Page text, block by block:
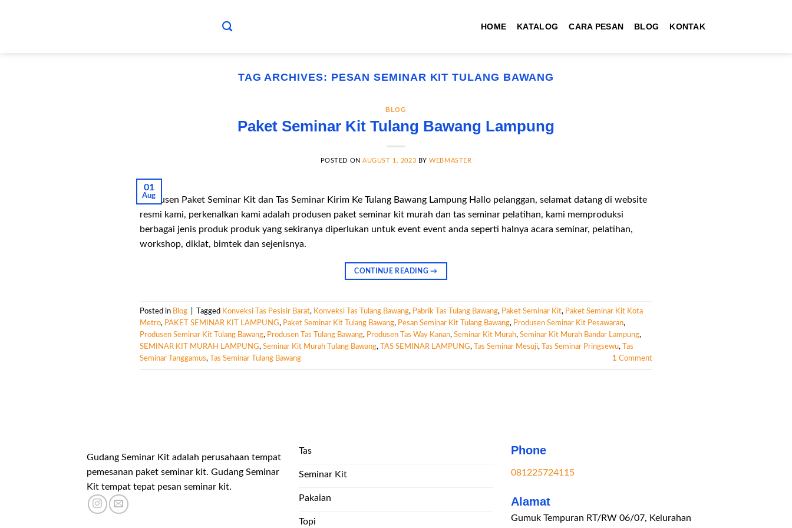
HOME KATALOG CARA PESAN BLOG KONTAK
TAG ARCHIVES: PESAN SEMINAR KIT TULANG BAWANG
BLOG
Paket Seminar Kit Tulang Bawang Lampung
POSTED ONAUGUST 1, 2023 BYWEBMASTER
01
Aug
Produsen Paket Seminar Kit dan Tas Seminar Kirim Ke Tulang Bawang Lampung Hallo pelanggan, selamat datang di website
resmi kami, perkenalkan kami adalah produsen paket seminar kit murah dan tas seminar pelatihan, kami memproduksi
berbagai jenis produk produk yang sekiranya diperlukan untuk event event anda seperti halnya acara seminar, pelatihan,
workshop, diklat, bimtek dan sejenisnya.
CONTINUE READING→
Posted in Blog Tagged Konveksi Tas Pesisir Barat, Konveksi Tas Tulang Bawang, Pabrik Tas Tulang Bawang, Paket Seminar Kit, Paket Seminar Kit Kota
Metro, PAKET SEMINAR KIT LAMPUNG, Paket Seminar Kit Tulang Bawang, Pesan Seminar Kit Tulang Bawang, Produsen Seminar Kit Pesawaran,
Produsen Seminar Kit Tulang Bawang, Produsen Tas Tulang Bawang, Produsen Tas Way Kanan, Seminar Kit Murah, Seminar Kit Murah Bandar Lampung,
SEMINAR KIT MURAH LAMPUNG, Seminar Kit Murah Tulang Bawang, TAS SEMINAR LAMPUNG, Tas Seminar Mesuji, Tas Seminar Pringsewu,
Tas
Seminar Tanggamus, Tas Seminar Tulang Bawang 1 Comment
Gudang Seminar Kit adalah perusahaan tempat
pemesanan paket seminar kit. Gudang Seminar
Kit tempat tepat pesan seminar kit.
Tas
Seminar Kit
Pakaian
Topi
Phone
081225724115
Alamat
Gumuk Tempuran RT/RW 06/07, Kelurahan